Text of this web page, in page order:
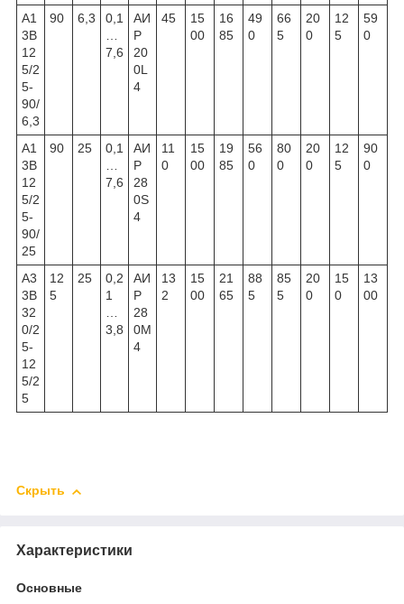
А1
3В
12
5/2
5-
90/
6,3
90 6,3
0,1
…
7,6
АИ
Р
20
0L
4
45
15
00
16
85
49
0
66
5
20
0
12
5
59
0
А1
3В
12
5/2
5-
90/
25
90 25
0,1
…
7,6
АИ
Р
28
0S
4
11
0
15
00
19
85
56
0
80
0
20
0
12
5
90
0
А3
3В
32
0/2
5-
12
5/2
5
12
5
25
0,2
1
…
3,8
АИ
Р
28
0М
4
13
2
15
00
21
65
88
5
85
5
20
0
15
0
13
00
Скрыть
Характеристики
Основные